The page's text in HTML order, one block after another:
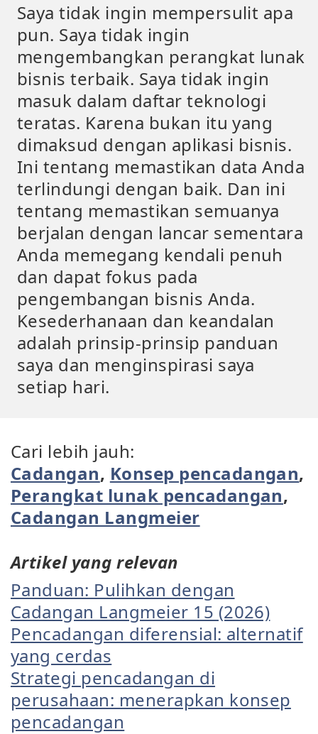
Saya tidak ingin mempersulit apa
pun. Saya tidak ingin
mengembangkan perangkat lunak
bisnis terbaik. Saya tidak ingin
masuk dalam daftar teknologi
teratas. Karena bukan itu yang
dimaksud dengan aplikasi bisnis.
Ini tentang memastikan data Anda
terlindungi dengan baik. Dan ini
tentang memastikan semuanya
berjalan dengan lancar sementara
Anda memegang kendali penuh
dan dapat fokus pada
pengembangan bisnis Anda.
Kesederhanaan dan keandalan
adalah prinsip-prinsip panduan
saya dan menginspirasi saya
setiap hari.
Cari lebih jauh:
Cadangan, Konsep pencadangan,
Perangkat lunak pencadangan,
Cadangan Langmeier
Artikel yang relevan
Panduan: Pulihkan dengan
Cadangan Langmeier 15 (2026)
Pencadangan diferensial: alternatif
yang cerdas
Strategi pencadangan di
perusahaan: menerapkan konsep
pencadangan